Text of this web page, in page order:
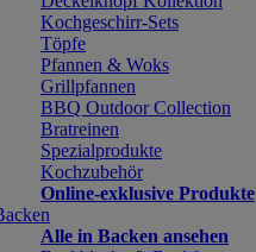
Kochgeschirr-Sets
Töpfe
Pfannen & Woks
Grillpfannen
BBQ Outdoor Collection
Bratreinen
Spezialprodukte
Kochzubehör
Online-exklusive Produkte
Alle in Backen ansehen